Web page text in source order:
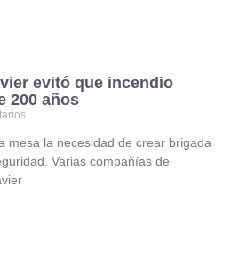
evitó que incendio
200 años
mesa la necesidad de crear brigada
Varias compañías de